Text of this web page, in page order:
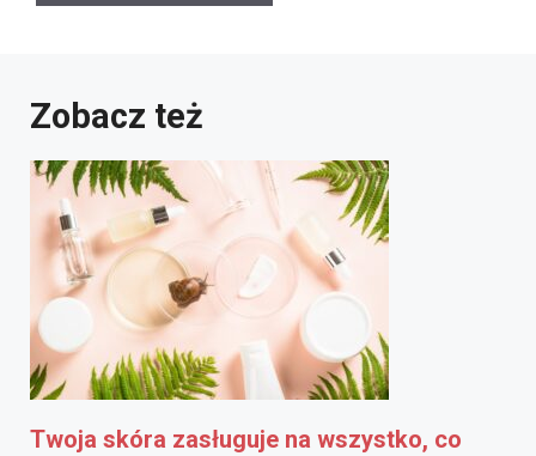
Zobacz też
Twoja skóra zasługuje na wszystko, co